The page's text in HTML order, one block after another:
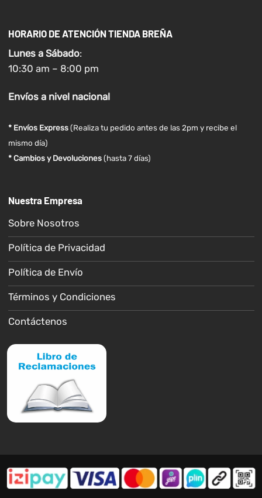
HORARIO DE ATENCIÓN TIENDA BREÑA
Lunes a Sábado:
10:30 am – 8:00 pm
Envíosa nivel nacional
* Envíos Express(Realiza tu pedido antes de las 2pm y recibe el
mismo día)
* Cambios y Devoluciones (hasta 7 días)
Nuestra Empresa
Sobre Nosotros
Política de Privacidad
Política de Envío
Términos y Condiciones
Contáctenos